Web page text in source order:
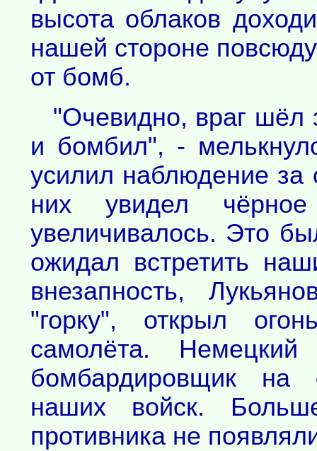
высота облаков
нашей стороне
от бомб.
"Очевидно, враг шёл
и бомбил", -
усилил наблюдение за
них увидел
увеличивалось. Это
ожидал встретить
внезапность,
"горку", открыл
самолёта.
бомбардировщик
наших войск.
противника не